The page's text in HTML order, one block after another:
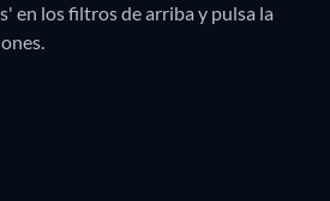
en los filtros de arriba y pulsa la